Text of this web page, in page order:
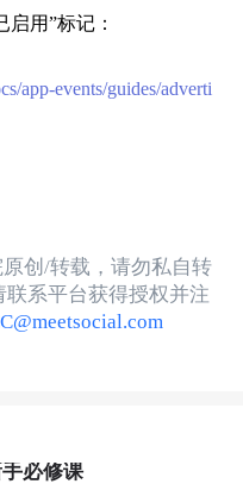
用”标记：
app-events/guides/adverti
创/转载，请勿私自转
系平台获得授权并注
必修课